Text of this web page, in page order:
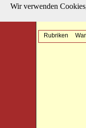
Rubriken
Wir verwenden